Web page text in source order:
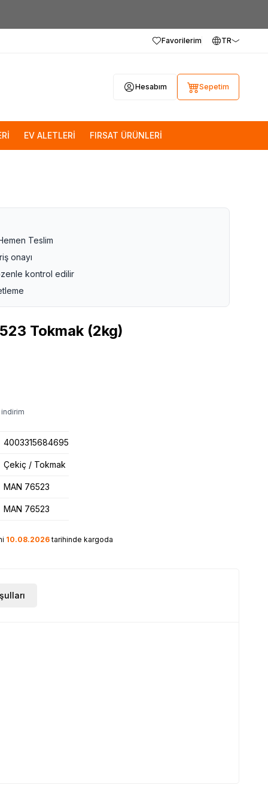
Favorilerim TR
Hesabım Sepetim
EV ALETLERİ FIRSAT ÜRÜNLERİ
Teslim
onayı
kontrol edilir
Tokmak (2kg)
4003315684695
Çekiç / Tokmak
MAN 76523
MAN 76523
10.08.2026tarihinde kargoda